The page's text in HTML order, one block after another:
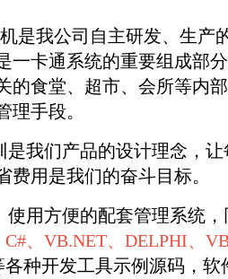
是我公司自主研发、生产
一卡通系统的重要组成部
的食堂、超市、会所等内
理手段。
我们产品的设计理念，
费用是我们的奋斗目标。
用方便的配套管理系统
C#、VB.NET、DELPHI、
各种开发工具示例源码，